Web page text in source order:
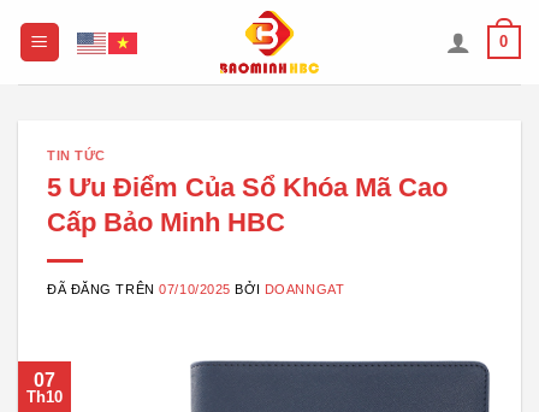
0
TIN TỨC
5 Ưu Điểm Của Sổ Khóa Mã Cao
Cấp Bảo Minh HBC
ĐÃ ĐĂNG TRÊN07/10/2025 BỞI DOANNGAT
07
Th10